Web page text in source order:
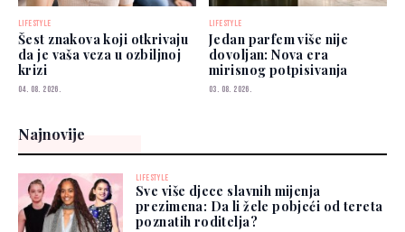
LIFESTYLE
Šest znakova koji otkrivaju
da je vaša veza u ozbiljnoj
krizi
04. 08. 2026.
LIFESTYLE
Jedan parfem više nije
dovoljan: Nova era
mirisnog potpisivanja
03. 08. 2026.
Najnovije
LIFESTYLE
Sve više djece slavnih mijenja
prezimena: Da li žele pobjeći od tereta
poznatih roditelja?